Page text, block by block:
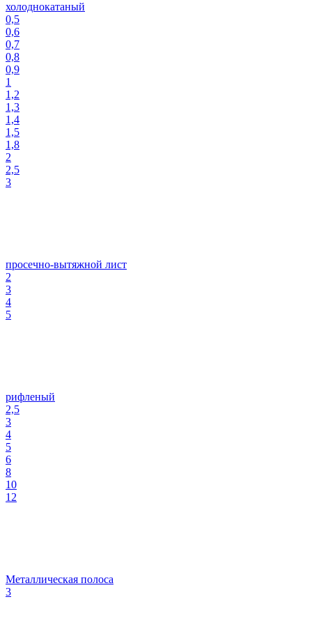
холоднокатаный
0,5
0,6
0,7
0,8
0,9
1
1,2
1,3
1,4
1,5
1,8
2
2,5
3
просечно-вытяжной лист
2
3
4
5
рифленый
2,5
3
4
5
6
8
10
12
Металлическая полоса
3